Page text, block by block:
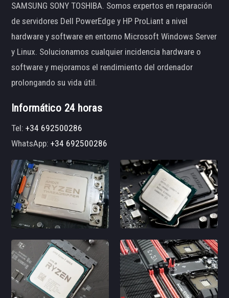
SAMSUNG SONY TOSHIBA. Somos expertos en reparación
de servidores Dell PowerEdge y HP ProLiant a nivel
hardware y software en entorno Microsoft Windows Server
y Linux. Solucionamos cualquier incidencia hardware o
software y mejoramos el rendimiento del ordenador
prolongando su vida útil.
Informático 24 horas
Tel:+34 692500286
WhatsApp:+34 692500286